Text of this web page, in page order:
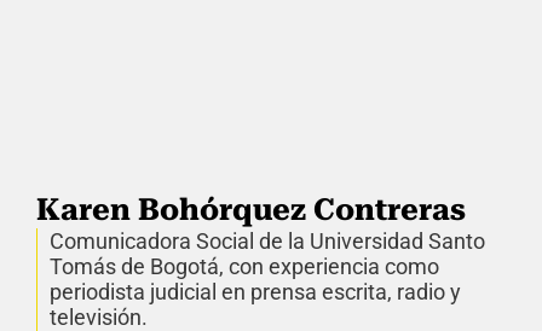
Karen Bohórquez Contreras
Comunicadora Social de la Universidad Santo
Tomás de Bogotá, con experiencia como
periodista judicial en prensa escrita, radio y
televisión.